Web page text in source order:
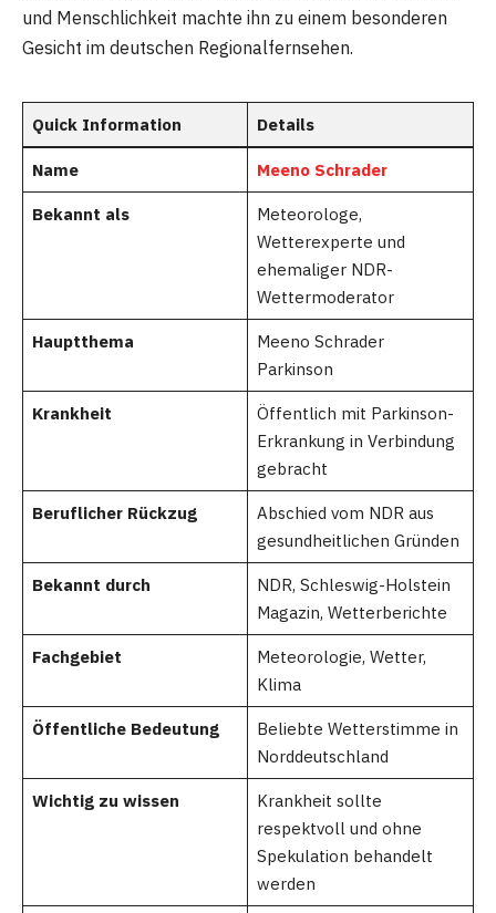
und Menschlichkeit machte ihn zu einem besonderen
Gesicht im deutschen Regionalfernsehen.
Quick Information Details
Name Meeno Schrader
Bekannt als
Meteorologe,
Wetterexperte und
ehemaliger NDR-
Wettermoderator
Hauptthema
Meeno Schrader
Parkinson
Krankheit
Öffentlich mit Parkinson-
Erkrankung in Verbindung
gebracht
Beruflicher Rückzug
Abschied vom NDR aus
gesundheitlichen Gründen
Bekannt durch
NDR, Schleswig-Holstein
Magazin, Wetterberichte
Fachgebiet
Meteorologie, Wetter,
Klima
Öffentliche Bedeutung
Beliebte Wetterstimme in
Norddeutschland
Wichtig zu wissen
Krankheit sollte
respektvoll und ohne
Spekulation behandelt
werden